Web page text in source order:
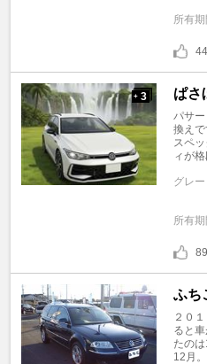
所有期
44
+ 3 ぱさ
パサ
換え
スペ
ィが
グレー
所有期
89
ふち
２０
ると
たの
12月